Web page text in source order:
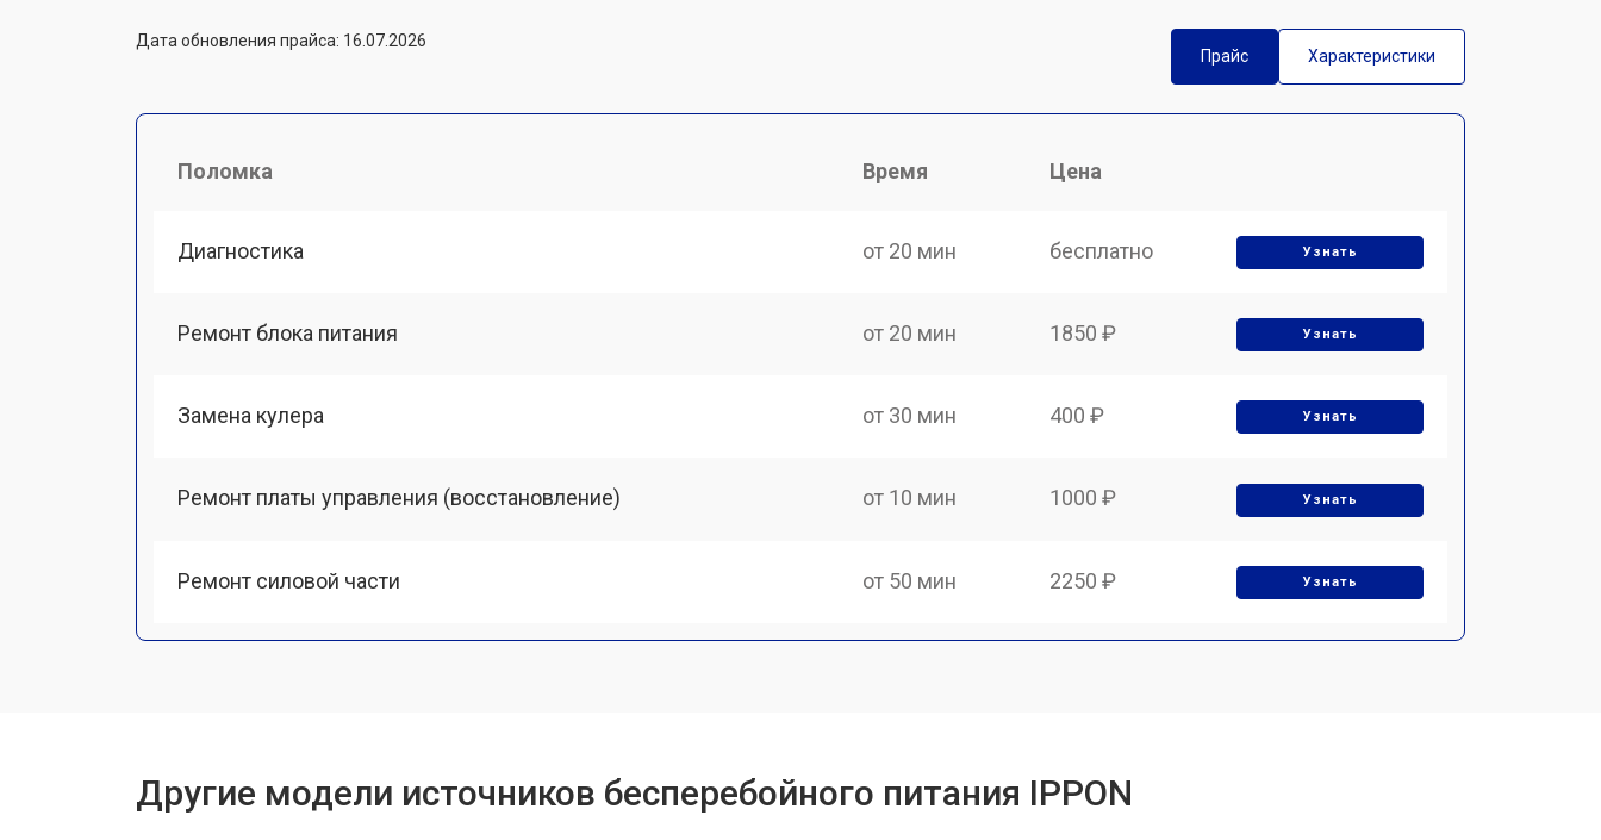
Дата обновления прайса: 16.07.2026
Прайс
Характеристики
Поломка Время Цена
Диагностика от 20 мин бесплатно Узнать
Ремонт блока питания от 20 мин 1850 ₽ Узнать
Замена кулера от 30 мин 400 ₽ Узнать
Ремонт платы управления (восстановление) от 10 мин 1000 ₽ Узнать
Ремонт силовой части от 50 мин 2250 ₽ Узнать
Другие модели источников бесперебойного питания IPPON